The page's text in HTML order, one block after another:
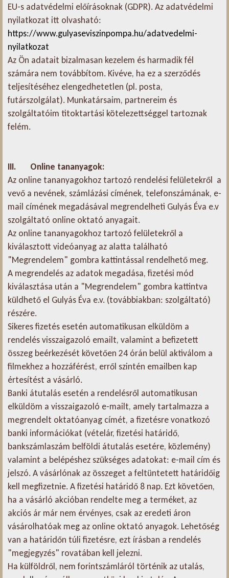
EU-s adatvédelmi előírásoknak (GDPR). Az adatvédelmi
nyilatkozat itt olvasható:
https://www.gulyaseviszinpompa.hu/adatvedelmi-
nyilatkozat
Az Ön adatait bizalmasan kezelem és harmadik fél
számára nem továbbítom. Kivéve, ha ez a szerződés
teljesítéséhez elengedhetetlen (pl. posta,
futárszolgálat). Munkatársaim, partnereim és
szolgáltatóim titoktartási kötelezettséggel tartoznak
felém.
III. Online tananyagok:
Az online tananyagokhoz tartozó rendelési felületekről a
vevő a nevének, számlázási címének, telefonszámának, e-
mail címének megadásával megrendelheti Gulyás Éva e.v
szolgáltató online oktató anyagait.
Az online tananyagokhoz tartozó felületekről a
kiválasztott videóanyag az alatta található
"Megrendelem" gombra kattintással rendelhető meg.
A megrendelés az adatok megadása, fizetési mód
kiválasztása után a "Megrendelem" gombra kattintva
küldhető el Gulyás Éva e.v. (továbbiakban: szolgáltató)
részére.
Sikeres fizetés esetén automatikusan elküldöm a
rendelés visszaigazoló emailt, valamint a befizetett
összeg beérkezését követően 24 órán belül aktiválom a
filmekhez a hozzáférést, erről szintén emailben kap
értesítést a vásárló.
Banki átutalás esetén a rendelésről automatikusan
elküldöm a visszaigazoló e-mailt, amely tartalmazza a
megrendelt oktatóanyag címét, a fizetésre vonatkozó
banki információkat (vételár, fizetési határidő,
bankszámlaszám belföldi átutalás esetére, közlemény)
valamint a belépéshez szükséges adatokat: e-mail cím és
jelszó. A vásárlónak az összeget a feltüntetett határidőig
kell megfizetnie. A fizetési határidő 8 nap. Ezt követően,
ha a vásárló akcióban rendelte meg a terméket, az
akciós ár már nem érvényes, csak az eredeti áron
vásárolhatóak meg az online oktató anyagok. Lehetőség
van a határidőn túli fizetésre, ezt írásban a rendelés
"megjegyzés" rovatában kell jelezni.
Ha külföldről, nem forintszámláról történik az utalás,